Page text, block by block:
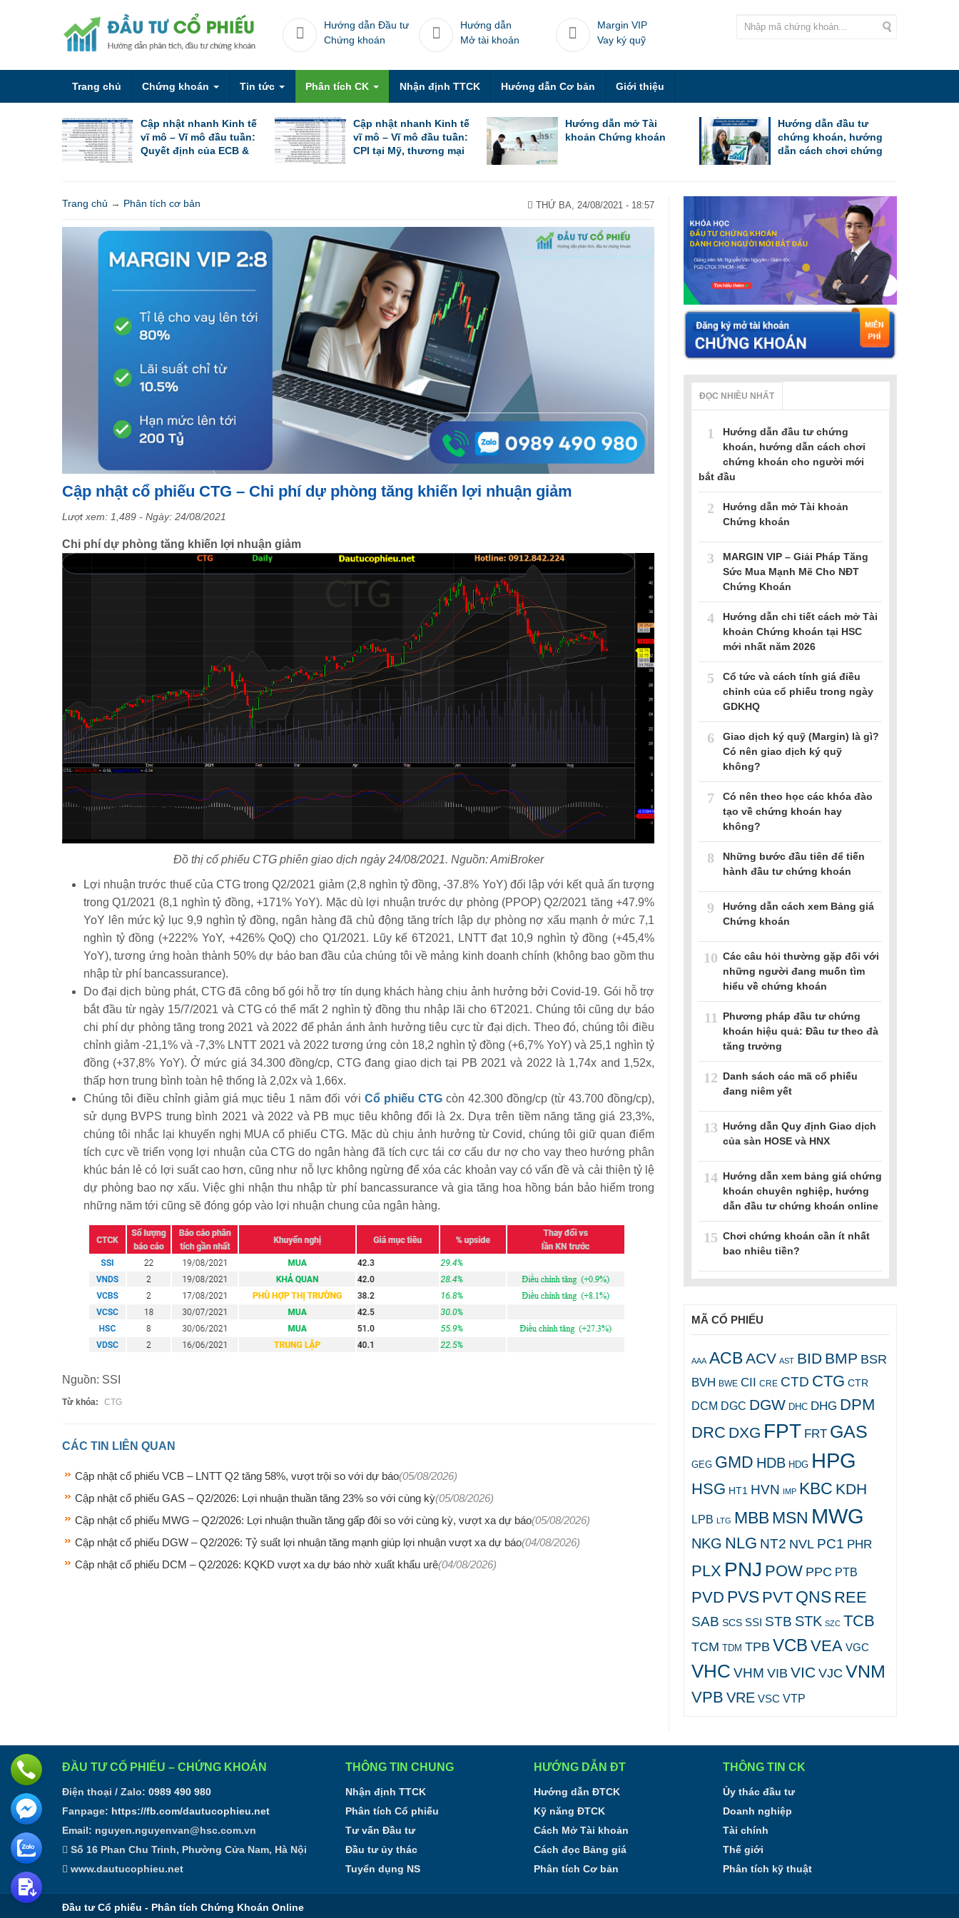
Hướng dẫn Đầu tư
Chứng khoán
Hướng dẫn
Mở tài khoản
Margin VIP
Vay ký quỹ
Trang chủ Chứng khoán Tin tức Phân tích CK Nhận định TTCK Hướng dẫn Cơ bản Giới thiệu
Cập nhật nhanh Kinh tế
vĩ mô – Vĩ mô đầu tuần:
Quyết định của ECB &
Cập nhật nhanh Kinh tế
vĩ mô – Vĩ mô đầu tuần:
CPI tại Mỹ, thương mại
Hướng dẫn mở Tài
khoản Chứng khoán
Hướng dẫn đầu tư
chứng khoán, hướng
dẫn cách chơi chứng
Trang chủ → Phân tích cơ bản THỨ BA, 24/08/2021 - 18:57
Cập nhật cổ phiếu CTG – Chi phí dự phòng tăng khiến lợi nhuận giảm
Lượt xem: 1,489 - Ngày: 24/08/2021
Chi phí dự phòng tăng khiến lợi nhuận giảm
Đồ thị cổ phiếu CTG phiên giao dịch ngày 24/08/2021. Nguồn: AmiBroker
Lợi nhuận trước thuế của CTG trong Q2/2021 giảm (2,8 nghìn tỷ đồng, -37.8% YoY) đối lập với kết quả ấn tượng
trong Q1/2021 (8,1 nghìn tỷ đồng, +171% YoY). Mặc dù lợi nhuận trước dự phòng (PPOP) Q2/2021 tăng +47.9%
YoY lên mức kỷ lục 9,9 nghìn tỷ đồng, ngân hàng đã chủ động tăng trích lập dự phòng nợ xấu mạnh ở mức 7,1
nghìn tỷ đồng (+222% YoY, +426% QoQ) cho Q1/2021. Lũy kế 6T2021, LNTT đạt 10,9 nghìn tỷ đồng (+45,4%
YoY), tương ứng hoàn thành 50% dự báo ban đầu của chúng tôi về mảng kinh doanh chính (không bao gồm thu
nhập từ phí bancassurance).
Do đại dịch bùng phát, CTG đã công bố gói hỗ trợ tín dụng khách hàng chịu ảnh hưởng bởi Covid-19. Gói hỗ trợ
bắt đầu từ ngày 15/7/2021 và CTG có thể mất 2 nghìn tỷ đồng thu nhập lãi cho 6T2021. Chúng tôi cũng dự báo
chi phí dự phòng tăng trong 2021 và 2022 để phản ánh ảnh hưởng tiêu cực từ đại dịch. Theo đó, chúng tôi điều
chỉnh giảm -21,1% và -7,3% LNTT 2021 và 2022 tương ứng còn 18,2 nghìn tỷ đồng (+6,7% YoY) và 25,1 nghìn tỷ
đồng (+37,8% YoY). Ở mức giá 34.300 đồng/cp, CTG đang giao dịch tại PB 2021 và 2022 là 1,74x and 1,52x,
thấp hơn trung bình toàn hệ thống là 2,02x và 1,66x.
Chúng tôi điều chỉnh giảm giá mục tiêu 1 năm đối với Cổ phiếu CTGcòn 42.300 đồng/cp (từ 43.700 đồng/cp),
sử dụng BVPS trung bình 2021 và 2022 và PB mục tiêu không đổi là 2x. Dựa trên tiềm năng tăng giá 23,3%,
chúng tôi nhắc lại khuyến nghị MUA cổ phiếu CTG. Mặc dù chịu ảnh hưởng từ Covid, chúng tôi giữ quan điểm
tích cực về triển vọng lợi nhuận của CTG do ngân hàng đã tích cực tái cơ cấu dư nợ cho vay theo hướng phân
khúc bán lẻ có lợi suất cao hơn, cũng như nỗ lực không ngừng để xóa các khoản vay có vấn đề và cải thiện tỷ lệ
dự phòng bao nợ xấu. Việc ghi nhận thu nhập từ phí bancassurance và gia tăng hoa hồng bán bảo hiểm trong
những năm tới cũng sẽ đóng góp vào lợi nhuận chung của ngân hàng.
Nguồn: SSI
Từ khóa: CTG
CÁC TIN LIÊN QUAN
Cập nhật cổ phiếu VCB – LNTT Q2 tăng 58%, vượt trội so với dự báo(05/08/2026)
Cập nhật cổ phiếu GAS – Q2/2026: Lợi nhuận thuần tăng 23% so với cùng kỳ(05/08/2026)
Cập nhật cổ phiếu MWG – Q2/2026: Lợi nhuận thuần tăng gấp đôi so với cùng kỳ, vượt xa dự báo(05/08/2026)
Cập nhật cổ phiếu DGW – Q2/2026: Tỷ suất lợi nhuận tăng mạnh giúp lợi nhuận vượt xa dự báo(04/08/2026)
Cập nhật cổ phiếu DCM – Q2/2026: KQKD vượt xa dự báo nhờ xuất khẩu urê(04/08/2026)
ĐỌC NHIỀU NHẤT
1
Hướng dẫn đầu tư chứng
khoán, hướng dẫn cách chơi
chứng khoán cho người mới
bắt đầu
2
Hướng dẫn mở Tài khoản
Chứng khoán
3
MARGIN VIP – Giải Pháp Tăng
Sức Mua Mạnh Mẽ Cho NĐT
Chứng Khoán
4
Hướng dẫn chi tiết cách mở Tài
khoản Chứng khoán tại HSC
mới nhất năm 2026
5
Cổ tức và cách tính giá điều
chỉnh của cổ phiếu trong ngày
GDKHQ
6
Giao dịch ký quỹ (Margin) là gì?
Có nên giao dịch ký quỹ
không?
7
Có nên theo học các khóa đào
tạo về chứng khoán hay
không?
8
Những bước đầu tiên để tiến
hành đầu tư chứng khoán
9
Hướng dẫn cách xem Bảng giá
Chứng khoán
10 Các câu hỏi thường gặp đối với
những người đang muốn tìm
hiểu về chứng khoán
11
Phương pháp đầu tư chứng
khoán hiệu quả: Đầu tư theo đà
tăng trưởng
12 Danh sách các mã cổ phiếu
đang niêm yết
13 Hướng dẫn Quy định Giao dịch
của sàn HOSE và HNX
14 Hướng dẫn xem bảng giá chứng
khoán chuyên nghiệp, hướng
dẫn đầu tư chứng khoán online
15 Chơi chứng khoán cần ít nhất
bao nhiêu tiền?
MÃ CỔ PHIẾU
AAA ACB ACV AST BID BMP BSR
BVH BWE CII CRE CTD CTG CTR
DCM DGC DGW DHC DHG DPM
DRC DXG FPT FRT GAS
GEG GMD HDB HDG HPG
HSG HT1 HVN IMP KBC KDH
LPB LTG MBBMSN MWG
NKG NLG NT2 NVL PC1 PHR
PLX PNJ POW PPC PTB
PVD PVS PVT QNS REE
SAB SCS SSI STB STK SZC TCB
TCM TDM TPB VCB VEA VGC
VHC VHM VIB VICVJC VNM
VPB VRE VSC VTP
ĐẦU TƯ CỔ PHIẾU – CHỨNG KHOÁN
Điện thoại / Zalo: 0989 490 980
Fanpage: https://fb.com/dautucophieu.net
Email: nguyen.nguyenvan@hsc.com.vn
Số 16 Phan Chu Trinh, Phường Cửa Nam, Hà Nội
www.dautucophieu.net
THÔNG TIN CHUNG
Nhận định TTCK
Phân tích Cổ phiếu
Tư vấn Đầu tư
Đầu tư ủy thác
Tuyển dụng NS
HƯỚNG DẪN ĐT
Hướng dẫn ĐTCK
Kỹ năng ĐTCK
Cách Mở Tài khoản
Cách đọc Bảng giá
Phân tích Cơ bản
THÔNG TIN CK
Ủy thác đầu tư
Doanh nghiệp
Tài chính
Thế giới
Phân tích kỹ thuật
Đầu tư Cổ phiếu - Phân tích Chứng Khoán Online